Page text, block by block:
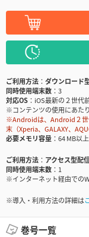
ご利用方法
ダウンロード
同時使用端末数
3
対応OS
iOS最新の２世代
※コンテンツの使用にあた
※Androidは、Android２世
末（Xperia、GALAXY、
必要メモリ容量
64 MB以上
ご利用方法
アクセス型配
同時使用端末数
1
※インターネット経由での
※導入・利用方法の詳細は
巻号一覧